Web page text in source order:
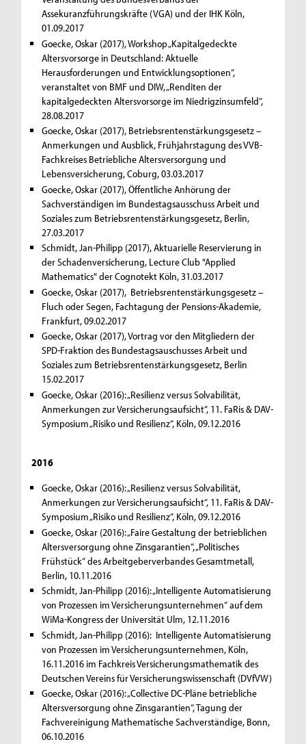
Assekuranzführungskräfte (VGA) und der IHK Köln,
01.09.2017
Goecke, Oskar (2017), Workshop „Kapitalgedeckte
Altersvorsorge in Deutschland: Aktuelle
Herausforderungen und Entwicklungsoptionen“,
veranstaltet von BMF und DIW, „Renditen der
kapitalgedeckten Altersvorsorge im Niedrigzinsumfeld“,
28.08.2017
Goecke, Oskar (2017), Betriebsrentenstärkungsgesetz –
Anmerkungen und Ausblick, Frühjahrstagung des VVB-
Fachkreises Betriebliche Altersversorgung und
Lebensversicherung, Coburg, 03.03.2017
Goecke, Oskar (2017), Öffentliche Anhörung der
Sachverständigen im Bundestagsausschuss Arbeit und
Soziales zum Betriebsrentenstärkungsgesetz, Berlin,
27.03.2017
Schmidt, Jan-Philipp (2017), Aktuarielle Reservierung in
der Schadenversicherung, Lecture Club "Applied
Mathematics" der Cognotekt Köln, 31.03.2017
Goecke, Oskar (2017), Betriebsrentenstärkungsgesetz –
Fluch oder Segen, Fachtagung der Pensions-Akademie,
Frankfurt, 09.02.2017
Goecke, Oskar (2017), Vortrag vor den Mitgliedern der
SPD-Fraktion des Bundestagsauschusses Arbeit und
Soziales zum Betriebsrentenstärkungsgesetz, Berlin
15.02.2017
Goecke, Oskar (2016): „Resilienz versus Solvabilität,
Anmerkungen zur Versicherungsaufsicht“, 11. FaRis & DAV-
Symposium „Risiko und Resilienz“, Köln, 09.12.2016
2016
Goecke, Oskar (2016): „Resilienz versus Solvabilität,
Anmerkungen zur Versicherungsaufsicht“, 11. FaRis & DAV-
Symposium „Risiko und Resilienz“, Köln, 09.12.2016
Goecke, Oskar (2016): „Faire Gestaltung der betrieblichen
Altersversorgung ohne Zinsgarantien“, „Politisches
Frühstück“ des Arbeitgeberverbandes Gesamtmetall,
Berlin, 10.11.2016
Schmidt, Jan-Philipp (2016): „Intelligente Automatisierung
von Prozessen im Versicherungsunternehmen“ auf dem
WiMa-Kongress der Universität Ulm, 12.11.2016
Schmidt, Jan-Philipp (2016): Intelligente Automatisierung
von Prozessen im Versicherungsunternehmen, Köln,
16.11.2016 im Fachkreis Versicherungsmathematik des
Deutschen Vereins für Versicherungswissenschaft (DVfVW)
Goecke, Oskar (2016): „Collective DC-Pläne betriebliche
Altersversorgung ohne Zinsgarantien“, Tagung der
Fachvereinigung Mathematische Sachverständige, Bonn,
06.10.2016